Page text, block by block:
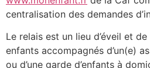
centralisation des demandes
Le relais est un lieu d’éveil et
enfants accompagnés d’un(e)
ou d’une garde d’enfants à